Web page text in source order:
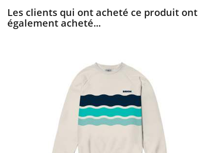
Les clients qui ont acheté ce produit ont
également acheté...